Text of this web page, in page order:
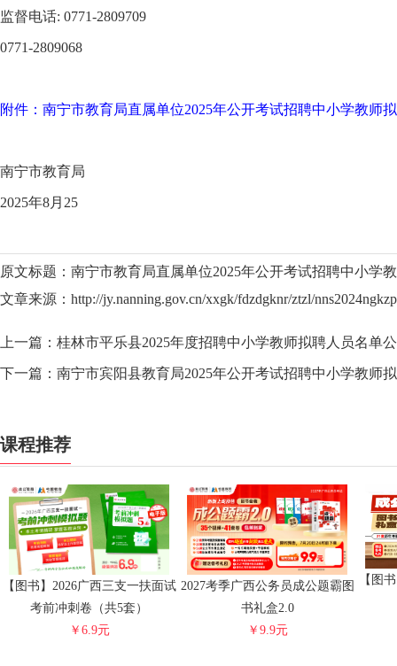
监督电话: 0771-2809709
0771-2809068
附件：南宁市教育局直属单位2025年公开考试招聘中小学教师
南宁市教育局
2025年8月25
原文标题：南宁市教育局直属单位2025年公开考试招聘中小学
文章来源：http://jy.nanning.gov.cn/xxgk/fdzdgknr/ztzl/
上一篇： 桂林市平乐县2025年度招聘中小学教师拟聘人员名单
下一篇： 南宁市宾阳县教育局2025年公开考试招聘中小学教师
课程推荐
【图书】2026广西三支一扶面试
考前冲刺卷（共5套）
￥6.9元
2027考季广西公务员成公题霸图
书礼盒2.0
￥9.9元
【图